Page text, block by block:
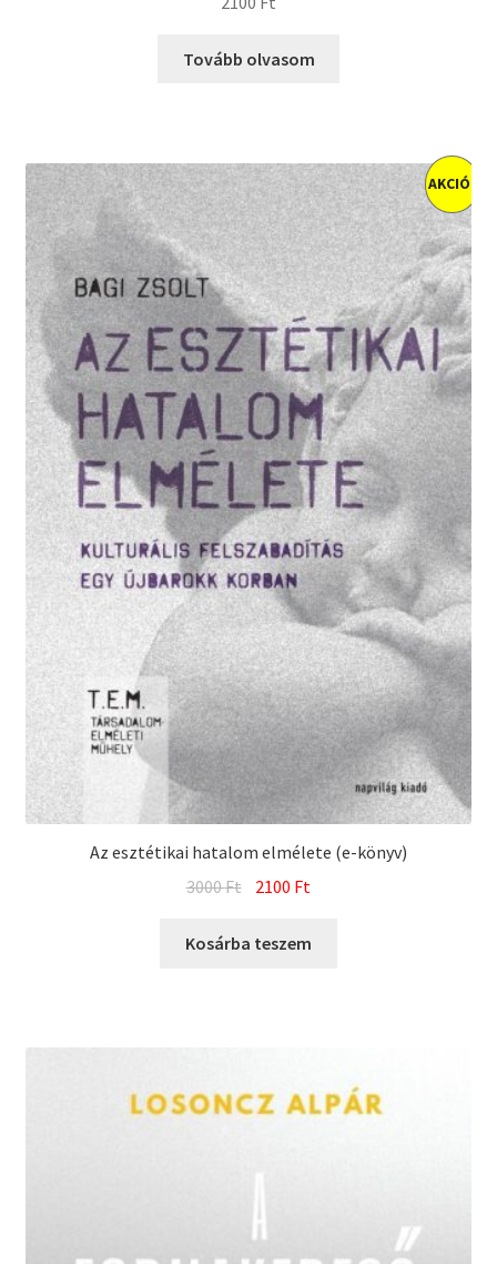
Tovább olvasom
Az esztétikai hatalom elmélete (e-könyv)
AKCIÓ!
3000Ft Original
was:
2100 Ft
is:
Kosárba teszem